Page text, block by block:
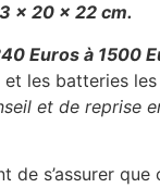
x 20 x 22 cm.
Euros à 1500
les batteries
et de reprise
de s’assurer